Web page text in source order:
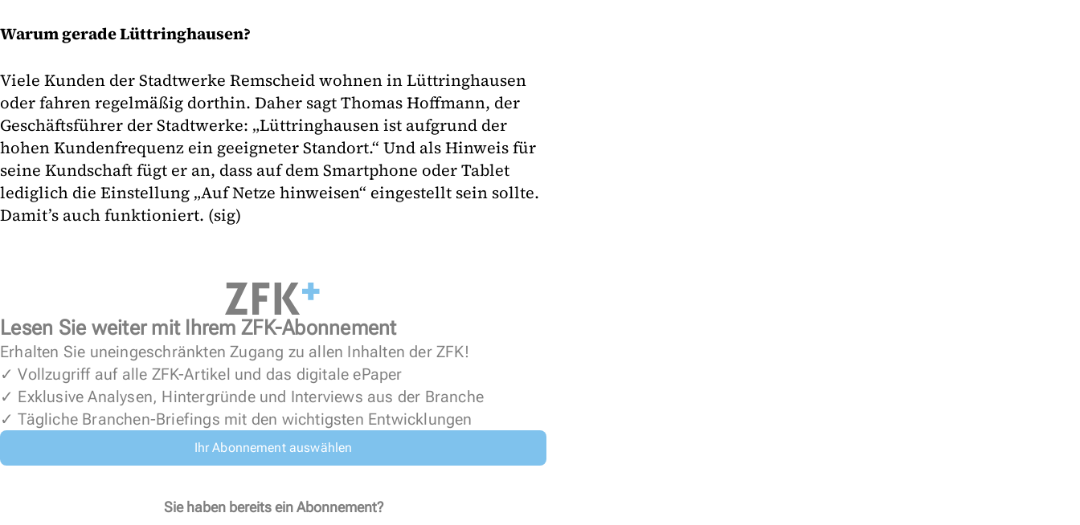
Warum gerade Lüttringhausen?
Viele Kunden der Stadtwerke Remscheid wohnen in Lüttringhausen
oder fahren regelmäßig dorthin. Daher sagt Thomas Hoffmann, der
Geschäftsführer der Stadtwerke: „Lüttringhausen ist aufgrund der
hohen Kundenfrequenz ein geeigneter Standort.“ Und als Hinweis für
seine Kundschaft fügt er an, dass auf dem Smartphone oder Tablet
lediglich die Einstellung „Auf Netze hinweisen“ eingestellt sein sollte.
Damit’s auch funktioniert. (sig)
Lesen Sie weiter mit Ihrem ZFK-Abonnement
Erhalten Sie uneingeschränkten Zugang zu allen Inhalten der ZFK!
✓ Vollzugriff auf alle ZFK-Artikel und das digitale ePaper
✓ Exklusive Analysen, Hintergründe und Interviews aus der Branche
✓ Tägliche Branchen-Briefings mit den wichtigsten Entwicklungen
Ihr Abonnement auswählen
Sie haben bereits ein Abonnement?